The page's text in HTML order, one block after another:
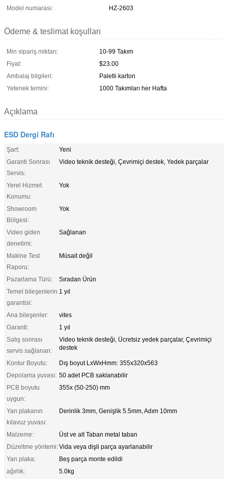
Model numarası:
HZ-2603
Ödeme & teslimat koşulları
Min sipariş miktarı:
10-99 Takım
Fiyat:
$23.00
Ambalaj bilgileri:
Paletli karton
Yetenek temini:
1000 Takımları her Hafta
Açıklama
ESD Dergi Rafı
Şart:
Yeni
Garanti Sonrası
Servis:
Video teknik desteği, Çevrimiçi destek, Yedek parçalar
Yerel Hizmet
Konumu:
Yok
Showroom
Bölgesi:
Yok
Video giden
denetimi:
Sağlanan
Makine Test
Raporu:
Müsait değil
Pazarlama Türü:
Sıradan Ürün
Temel bileşenlerin
garantisi:
1 yıl
Ana bileşenler:
vites
Garanti:
1 yıl
Satış sonrası
servis sağlanan:
Video teknik desteği, Ücretsiz yedek parçalar, Çevrimiçi
destek
Kontur Boyutu:
Dış boyut LxWxHmm: 355x320x563
Depolama yuvası: 50 adet PCB saklanabilir
PCB boyutu
uygun:
355x (50-250) mm
Yan plakanın
kılavuz yuvası:
Derinlik 3mm, Genişlik 5.5mm, Adım 10mm
Malzeme:
Üst ve alt Taban metal taban
Düzeltme yöntemi:Vida veya dişli parça ayarlanabilir
Yan plaka:
Beş parça monte edildi
ağırlık:
5.0kg